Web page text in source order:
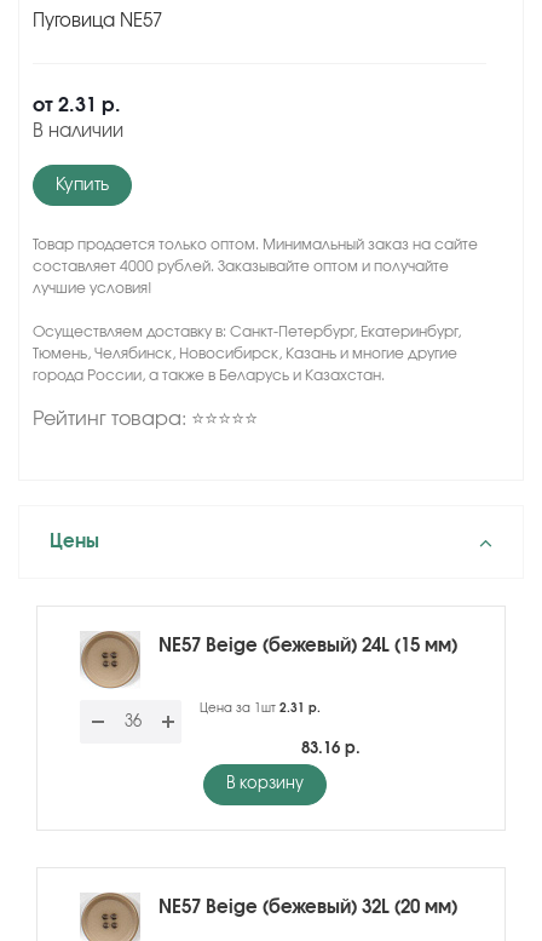
Пуговица NE57
от 2.31 р.
В наличии
Купить
Товар продается только оптом. Минимальный заказ на сайте
составляет 4000 рублей. Заказывайте оптом и получайте
лучшие условия!
Осуществляем доставку в: Санкт-Петербург, Екатеринбург,
Тюмень, Челябинск, Новосибирск, Казань и многие другие
города России, а также в Беларусь и Казахстан.
Рейтинг товара: ⭐⭐⭐⭐⭐
Цены
NE57 Beige (бежевый) 24L (15 мм)
Цена за 1шт 2.31 р.
83.16 р.
В корзину
NE57 Beige (бежевый) 32L (20 мм)